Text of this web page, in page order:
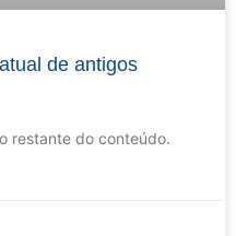
de antigos
restante do conteúdo.